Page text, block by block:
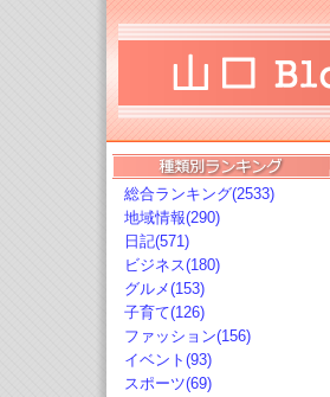
総合ランキング(2533)
地域情報(290)
日記(571)
ビジネス(180)
グルメ(153)
子育て(126)
ファッション(156)
イベント(93)
スポーツ(69)